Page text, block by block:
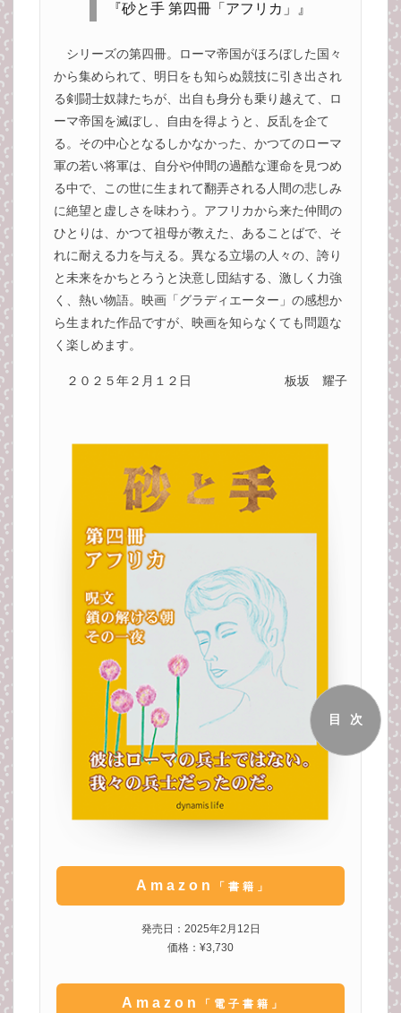
『砂と手 第四冊「アフリカ」』
シリーズの第四冊。ローマ帝国がほろぼした国々
から集められて、明日をも知らぬ競技に引き出され
る剣闘士奴隷たちが、出自も身分も乗り越えて、ロ
ーマ帝国を滅ぼし、自由を得ようと、反乱を企て
る。その中心となるしかなかった、かつてのローマ
軍の若い将軍は、自分や仲間の過酷な運命を見つめ
る中で、この世に生まれて翻弄される人間の悲しみ
に絶望と虚しさを味わう。アフリカから来た仲間の
ひとりは、かつて祖母が教えた、あることばで、そ
れに耐える力を与える。異なる立場の人々の、誇り
と未来をかちとろうと決意し団結する、激しく力強
く、熱い物語。映画「グラディエーター」の感想か
ら生まれた作品ですが、映画を知らなくても問題な
く楽しめます。
２０２５年２月１２日 板坂 耀子
Amazon 「書籍」
発売日：2025年2月12日
価格：¥3,730
Amazon 「電子書籍」
目次